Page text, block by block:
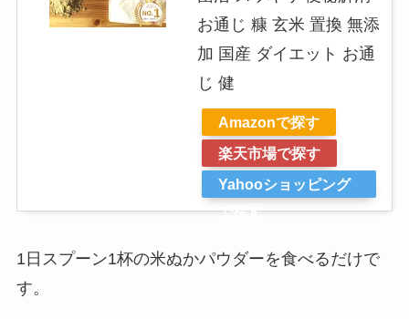
お通じ 糠 玄米 置換 無添
加 国産 ダイエット お通
じ 健
Amazonで探す
楽天市場で探す
Yahooショッピング
で探す
1日スプーン1杯の米ぬかパウダーを食べるだけで
す。